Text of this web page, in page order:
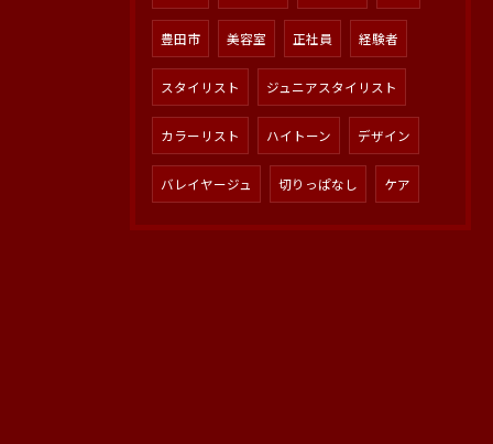
豊田市 美容室 正社員 経験者
スタイリスト ジュニアスタイリスト
カラーリスト ハイトーン デザイン
バレイヤージュ 切りっぱなし ケア